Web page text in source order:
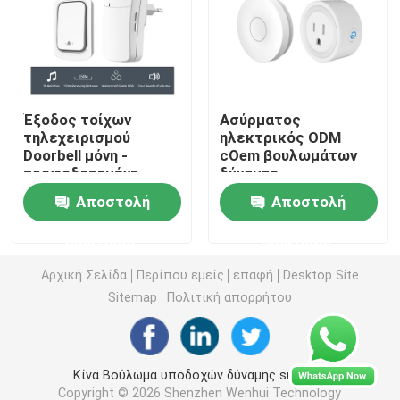
Ασύρματος διακόπτης τηλεχειρισμού
Έξυπνη υποδοχή Wifi
Έξυπνη υποδοχή Zigbee
Έξυπνη υποδοχή Homekit
Μόνος - τροφοδοτημένος ασύρματος διακόπτης
Έξυπνος αισθητήρας συναγερμού
Έξοδος τοίχων
τηλεχειρισμού
Doorbell μόνη -
τροφοδοτημένη
αδιάβροχη 150M
υποδοχή λαμπτήρων
τηλεχειρισμού
Αποστολή
Ασύρματος
ηλεκτρικός ODM
cOem βουλωμάτων
δύναμης
τηλεχειρισμού
διακοπτών εξόδου
SIXWGH
Αποστολή
Αρχική Σελίδα Περίπου εμείς επαφή
Desktop Site
Sitemap
Πολιτική απορρήτου
Κίνα Βούλωμα υποδοχών δύναμης supplier.
Copyright © 2026 Shenzhen Wenhui Technology